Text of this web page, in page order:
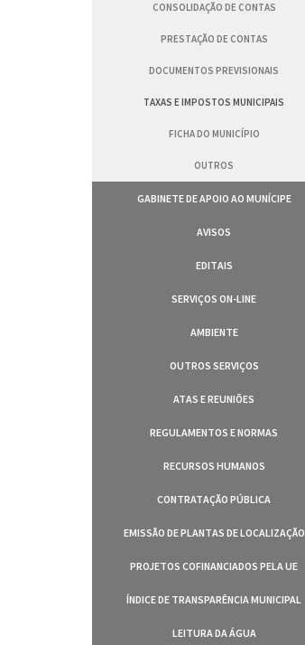
CONSOLIDAÇÃO DE CONTAS
PRESTAÇÃO DE CONTAS
DOCUMENTOS PREVISIONAIS
TAXAS E IMPOSTOS MUNICIPAIS
FICHA DO MUNICÍPIO
OUTROS
GABINETE DE APOIO AO MUNÍCIPE
AVISOS
EDITAIS
SERVIÇOS ON-LINE
AMBIENTE
OUTROS SERVIÇOS
ATAS E REUNIÕES
REGULAMENTOS E NORMAS
RECURSOS HUMANOS
CONTRATAÇÃO PÚBLICA
EMISSÃO DE PLANTAS DE LOCALIZAÇÃO
PROJETOS COFINANCIADOS PELA UE
ÍNDICE DE TRANSPARÊNCIA MUNICIPAL
LEITURA DA ÁGUA